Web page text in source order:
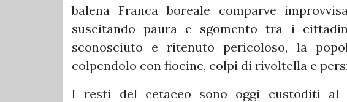
balena Franca boreale comparve
suscitando paura e sgomento tra i
sconosciuto e ritenuto pericoloso, la
colpendolo con fiocine, colpi di rivoltella e
I resti del cetaceo sono oggi custoditi al